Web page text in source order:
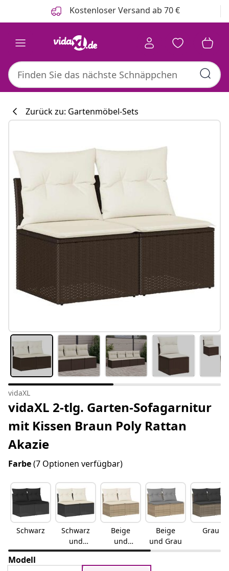
Kostenloser Versand ab 70 €
Zurück zu: Gartenmöbel-Sets
vidaXL
vidaXL 2-tlg. Garten-Sofagarnitur
mit Kissen Braun Poly Rattan
Akazie
Farbe(7 Optionen verfügbar)
Schwarz
Schwarz
und
Creme
Beige
und
Creme
Beige
und Grau
Grau
Modell